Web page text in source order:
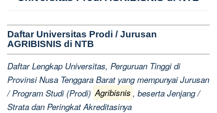
Daftar Universitas Prodi / Jurusan
AGRIBISNIS di NTB
Daftar Lengkap Universitas, Perguruan Tinggi di
Provinsi Nusa Tenggara Barat yang mempunyai Jurusan
/ Program Studi (Prodi) Agribisnis , beserta Jenjang /
Strata dan Peringkat Akreditasinya